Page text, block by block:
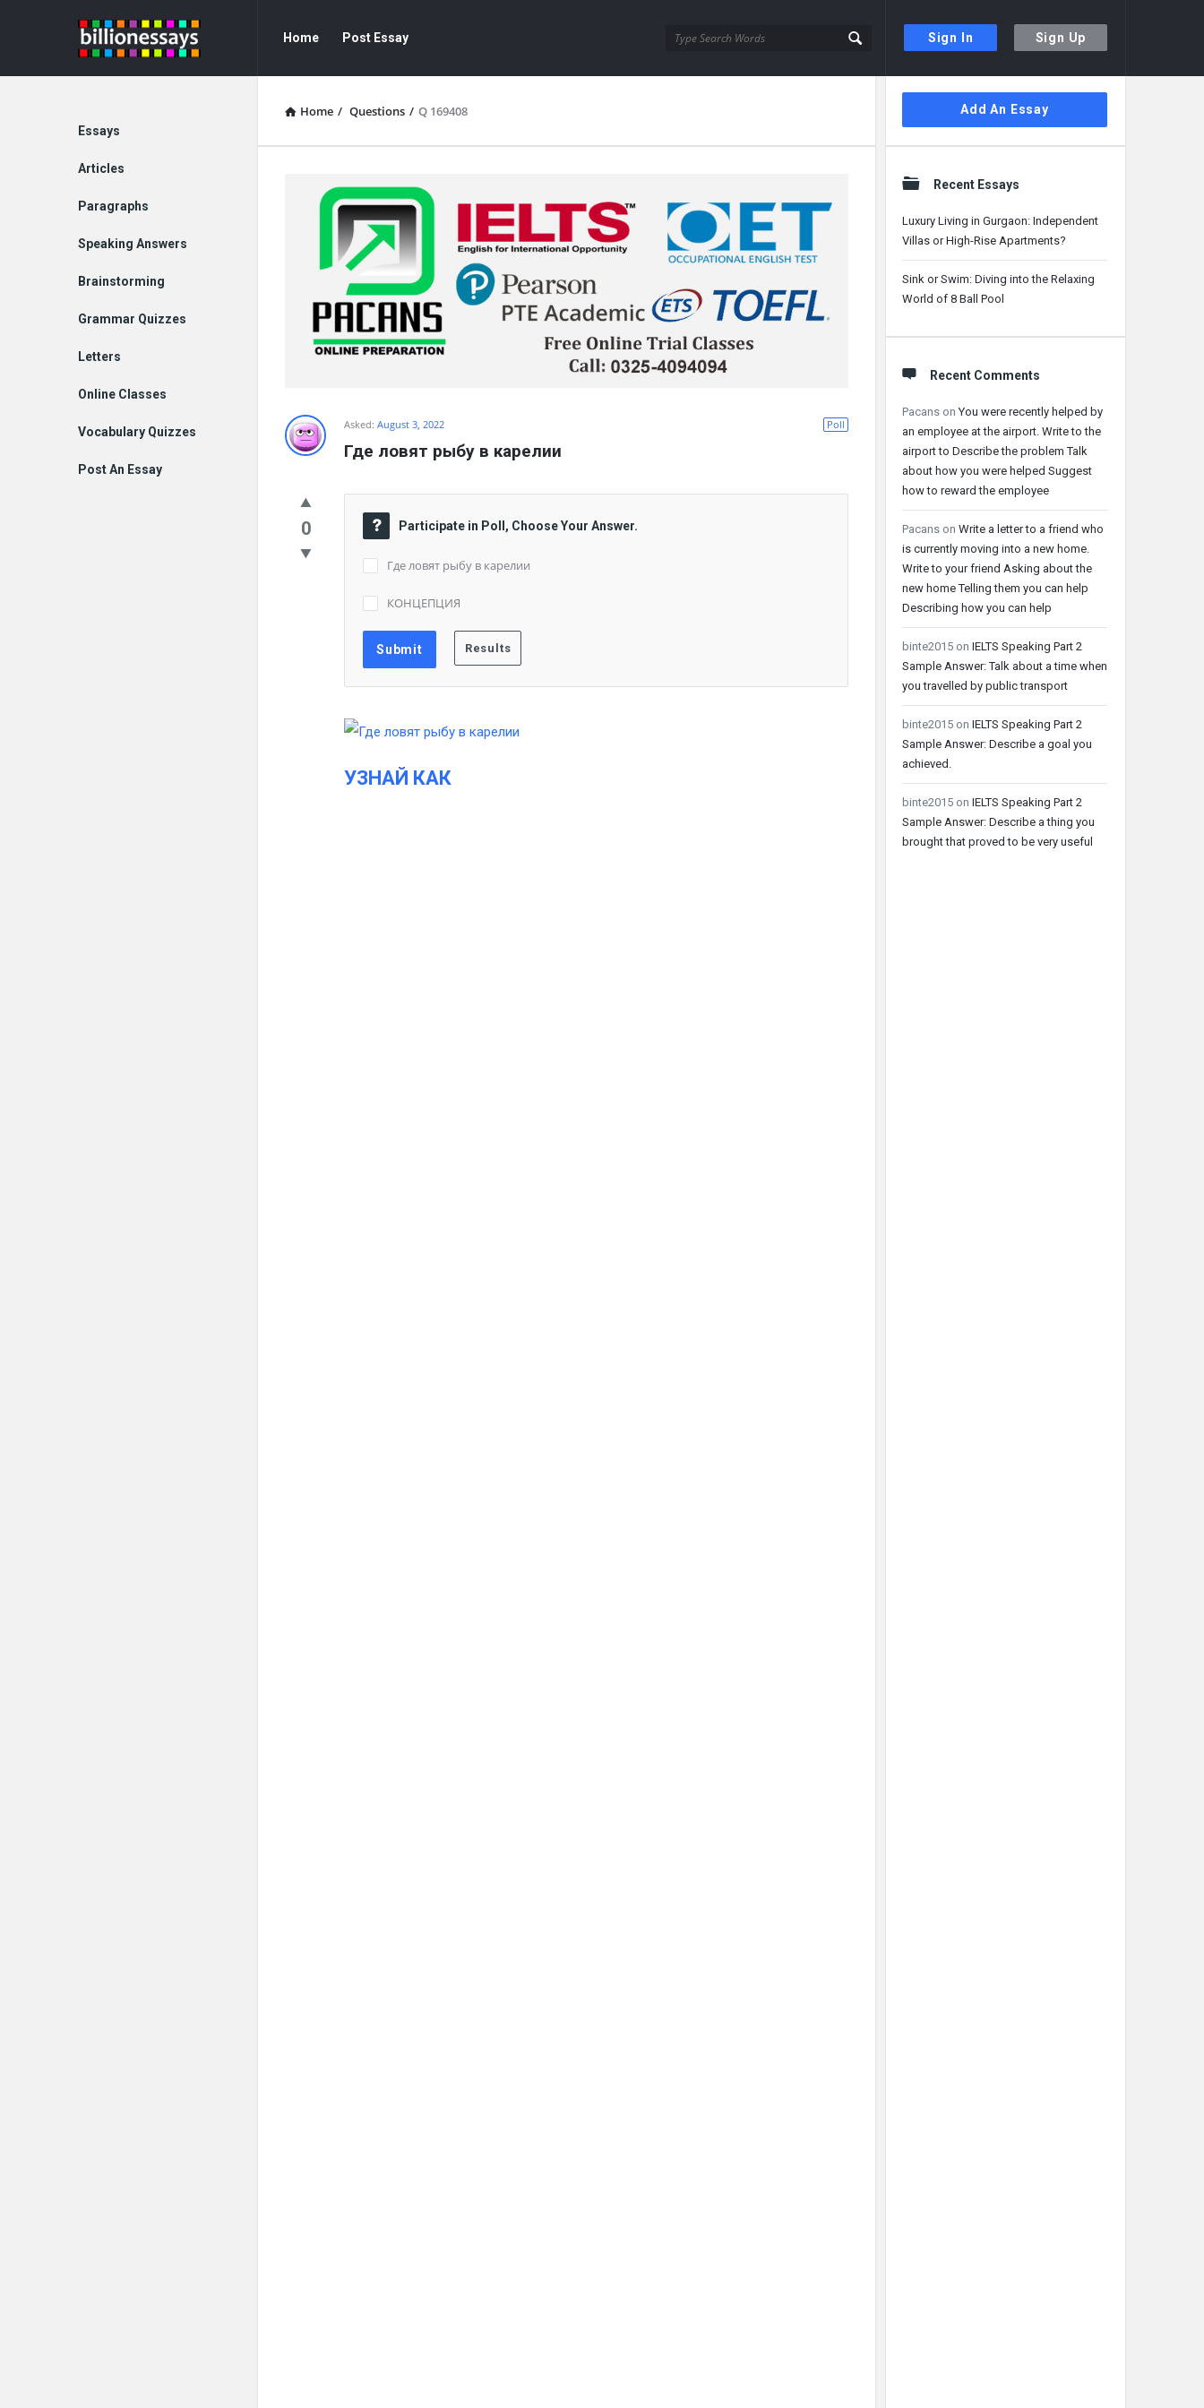
Sign In Sign Up
Billion
Essays
Essays
Navigation
Home Post Essay
Home / Questions / Q 169408
Poll
Asked: August 3, 2022
Где ловят рыбу в карелии
0 Participate in Poll, Choose Your Answer.
Где ловят рыбу в карелии
КОНЦЕПЦИЯ
УЗНАЙ КАК
Sidebar
Add An Essay
Recent Essays
Luxury Living in Gurgaon: Independent
Villas or High-Rise Apartments?
Sink or Swim: Diving into the Relaxing
World of 8 Ball Pool
Recent Comments
Pacans onYou were recently helped by
an employee at the airport. Write to the
airport to Describe the problem Talk
about how you were helped Suggest
how to reward the employee
Pacans on Write a letter to a friend who
is currently moving into a new home.
Write to your friend Asking about the
new home Telling them you can help
Describing how you can help
binte2015 on IELTS Speaking Part 2
Sample Answer: Talk about a time when
you travelled by public transport
binte2015 on IELTS Speaking Part 2
Sample Answer: Describe a goal you
achieved.
binte2015 on IELTS Speaking Part 2
Sample Answer: Describe a thing you
brought that proved to be very useful
Explore
Essays
Articles
Paragraphs
Speaking Answers
Brainstorming
Grammar Quizzes
Letters
Online Classes
Vocabulary Quizzes
Post An Essay